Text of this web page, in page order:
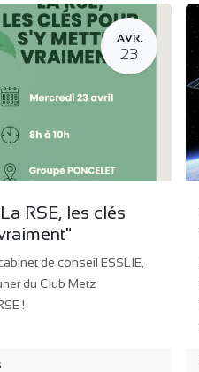
AVR.
23
RSE, les clés
de conseil ESSLIE,
du Club Metz
!